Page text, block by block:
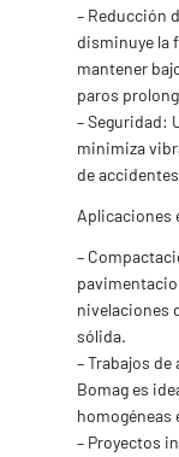
– Reducción
disminuye la
mantener
paros
– Seguridad:
minimiza
de
Aplicaciones
–
nivelaciones
sólida.
– Trabajos
Bomag es
homogéneas
– Proyectos